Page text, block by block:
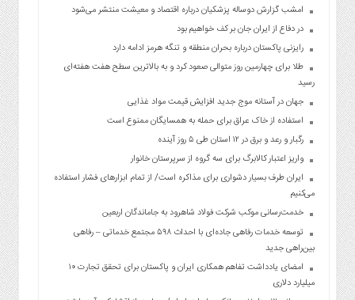
امشب گزارش دوساله پزشکیان درباره اقتصاد و معیشت منتشر می‌شود
در دفاع از ایران جان بر کف خواهیم بود
رایزنی پاکستان درباره بحران منطقه و تنگه هرمز ادامه دارد
طلا برای چهارمین روز متوالی صعود کرد و به بالاترین سطح هفت هفته‌ای
رسید
جهان در آستانه موج جدید افزایش قیمت مواد غذایی
استفاده از خاک عراق برای حمله به همسایگان ممنوع است
رگبار و رعد و برق در ۱۲ استان طی ۵ روز آینده
واریز اعتبار کالابرگ برای سه گروه از سرپرستان خانوار
ایران طرف بسیار دشواری برای مذاکره است/ از تمام ابزارهای فشار استفاده
می‌کنیم
خدمت‌رسانی موکب شرکت فولاد شاهرود به جاماندگان اربعین
توسعه خدمات رفاهی جاده‌ای با احداث ۵۹۸ مجتمع خدماتی – رفاهی
بین‌راهی جدید
امضای یادداشت تفاهم همکاری ایران و پاکستان برای تحقق تجارت ۱۰
میلیارد دلاری